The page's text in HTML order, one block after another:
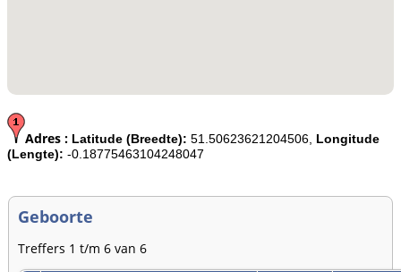
Adres : Latitude (Breedte): 51.50623621204506, Longitude
(Lengte): -0.18775463104248047
Geboorte
Treffers 1 t/m 6 van 6